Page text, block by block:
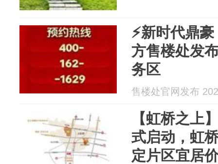
⚡新时代鼎
方售楼处发
务区
售楼处官网发布
【虹桥之上
式启动，虹
定片区宜居